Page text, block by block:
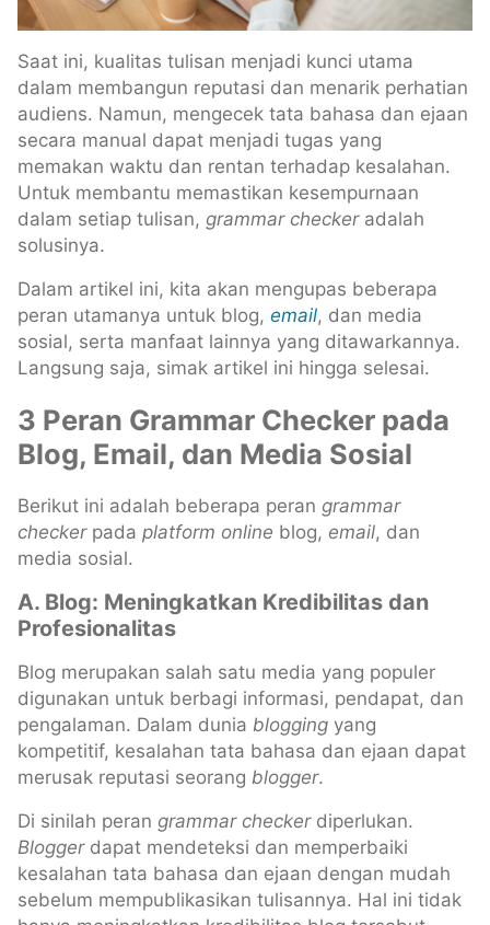
Saat ini, kualitas tulisan menjadi kunci utama
dalam membangun reputasi dan menarik perhatian
audiens. Namun, mengecek tata bahasa dan ejaan
secara manual dapat menjadi tugas yang
memakan waktu dan rentan terhadap kesalahan.
Untuk membantu memastikan kesempurnaan
dalam setiap tulisan, grammar checkeradalah
solusinya.
Dalam artikel ini, kita akan mengupas beberapa
peran utamanya untuk blog, email, dan media
sosial, serta manfaat lainnya yang ditawarkannya.
Langsung saja, simak artikel ini hingga selesai.
3 Peran Grammar Checker pada
Blog, Email, dan Media Sosial
Berikut ini adalah beberapa peran grammar
checkerpada platform online blog, email, dan
media sosial.
A. Blog: Meningkatkan Kredibilitas dan
Profesionalitas
Blog merupakan salah satu media yang populer
digunakan untuk berbagi informasi, pendapat, dan
pengalaman. Dalam dunia blogging yang
kompetitif, kesalahan tata bahasa dan ejaan dapat
merusak reputasi seorang blogger.
Di sinilah peran grammar checkerdiperlukan.
Bloggerdapat mendeteksi dan memperbaiki
kesalahan tata bahasa dan ejaan dengan mudah
sebelum mempublikasikan tulisannya. Hal ini tidak